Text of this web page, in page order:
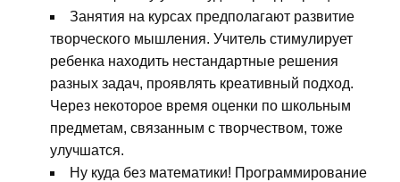
Занятия на курсах предполагают развитие
творческого мышления. Учитель стимулирует
ребенка находить нестандартные решения
разных задач, проявлять креативный подход.
Через некоторое время оценки по школьным
предметам, связанным с творчеством, тоже
улучшатся.
Ну куда без математики! Программирование